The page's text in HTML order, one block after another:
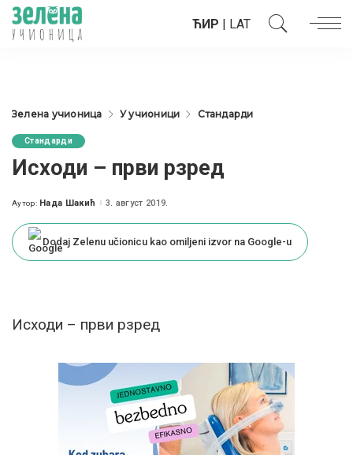
ЋИР | LAT
Зелена учионица У учионици Стандарди
Стандарди
Исходи – први рзред
Posted
Аутор: Нада Шакић 3. август 2019.
Dodaj Zelenu učionicu kao omiljeni izvor na Google-u
Исходи – први рзред